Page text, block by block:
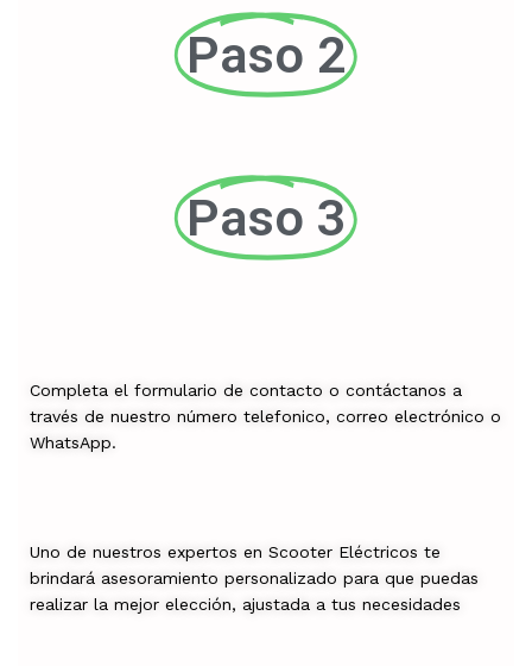
Paso 2
Paso 3
Completa el formulario de contacto o contáctanos a
través de nuestro número telefonico, correo electrónico o
WhatsApp.
Uno de nuestros expertos en Scooter Eléctricos te
brindará asesoramiento personalizado para que puedas
realizar la mejor elección, ajustada a tus necesidades